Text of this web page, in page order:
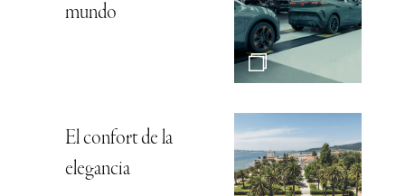
mundo
El confort de la
elegancia